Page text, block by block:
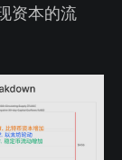
资本的流